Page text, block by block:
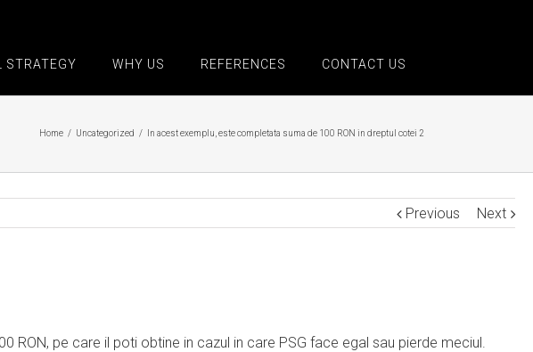
STRATEGY WHY US REFERENCES CONTACT US
Home / Uncategorized / In acest exemplu, este completata suma de 100 RON in dreptul cotei 2
Previous Next
pe care il poti obtine in cazul in care PSG face egal sau pierde meciul.